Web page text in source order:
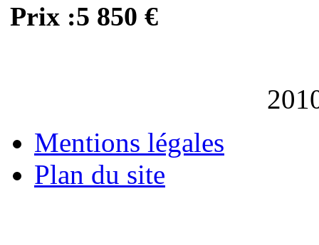
Prix :5 850 €
Mentions légales
Plan du site